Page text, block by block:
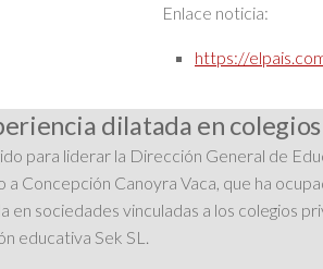
Enlace noticia:
https://
dilatada en
para liderar la Dirección General de
a Concepción Canoyra Vaca, que ha
en sociedades vinculadas a los colegios
educativa Sek SL.